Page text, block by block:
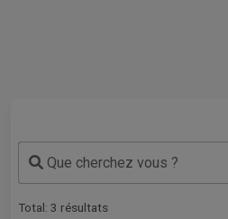
Que cherchez vous ?
Total: 3 résultats